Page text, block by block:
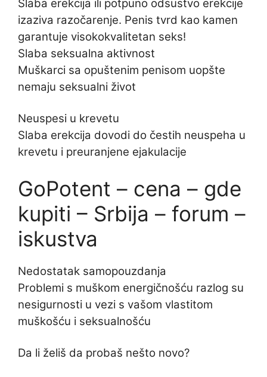
Slaba erekcija ili potpuno odsustvo erekcije
izaziva razočarenje. Penis tvrd kao kamen
garantuje visokokvalitetan seks!
Slaba seksualna aktivnost
Muškarci sa opuštenim penisom uopšte
nemaju seksualni život
Neuspesi u krevetu
Slaba erekcija dovodi do čestih neuspeha u
krevetu i preuranjene ejakulacije
GoPotent – cena – gde
kupiti – Srbija – forum –
iskustva
Nedostatak samopouzdanja
Problemi s muškom energičnošću razlog su
nesigurnosti u vezi s vašom vlastitom
muškošću i seksualnošću
Da li želiš da probaš nešto novo?